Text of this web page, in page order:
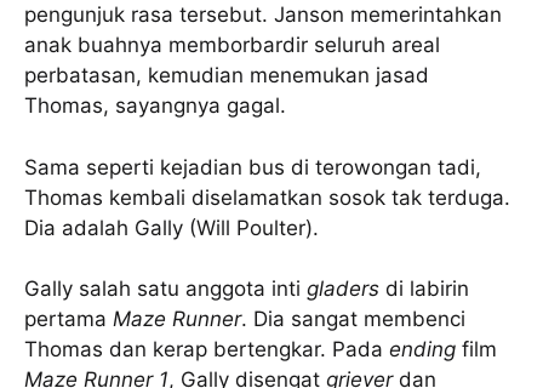
pengunjuk rasa tersebut. Janson memerintahkan
anak buahnya memborbardir seluruh areal
perbatasan, kemudian menemukan jasad
Thomas, sayangnya gagal.
Sama seperti kejadian bus di terowongan tadi,
Thomas kembali diselamatkan sosok tak terduga.
Dia adalah Gally (Will Poulter).
Gally salah satu anggota inti gladers di labirin
pertama Maze Runner. Dia sangat membenci
Thomas dan kerap bertengkar. Pada ending film
Maze Runner 1, Gally disengat griever dan